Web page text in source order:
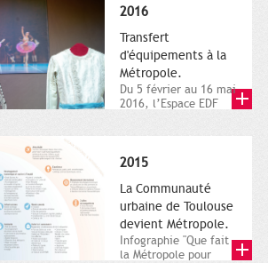
2016
Transfert
d'équipements à la
Métropole.
Du 5 février au 16 mai
2016, l’Espace EDF
2015
La Communauté
urbaine de Toulouse
devient Métropole.
Infographie "Que fait
la Métropole pour